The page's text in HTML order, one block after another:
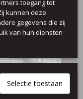
toegang tot
kunnen deze
gegevens die zij
van hun diensten
Selectie toestaan